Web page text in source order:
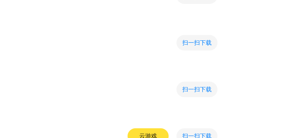
扫一扫下载
扫一扫下载
云游戏 扫一扫下载